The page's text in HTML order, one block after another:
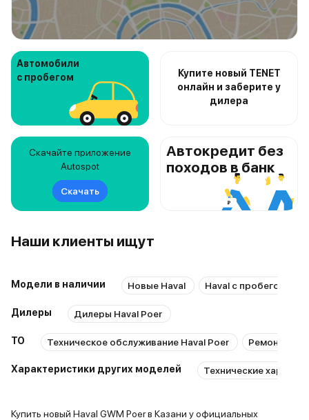
Автомобили
с пробегом
Купите новый TENET
онлайн и заберите у
дилера
Скачайте приложение
Autospot
Скачать
Автокредит без
походов в банк
Наши клиенты ищут
Модели в наличии Новые Haval Haval с пробегом
Дилеры Дилеры Haval Poer
ТО Техническое обслуживание Haval Poer Ремонт
Характеристики других моделей Технические
Купить новый Haval GWM Poer в Казани у официальных